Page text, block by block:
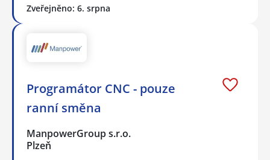
Zveřejněno: 6. srpna
Programátor CNC - pouze
ranní směna
ManpowerGroup s.r.o.
Plzeň